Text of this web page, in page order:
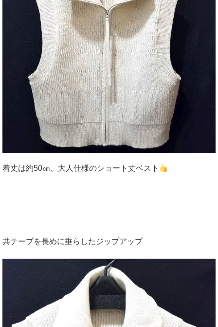
着丈は約50㎝、大人仕様のショート丈ベスト
共テープを長めに垂らしたジップアップ